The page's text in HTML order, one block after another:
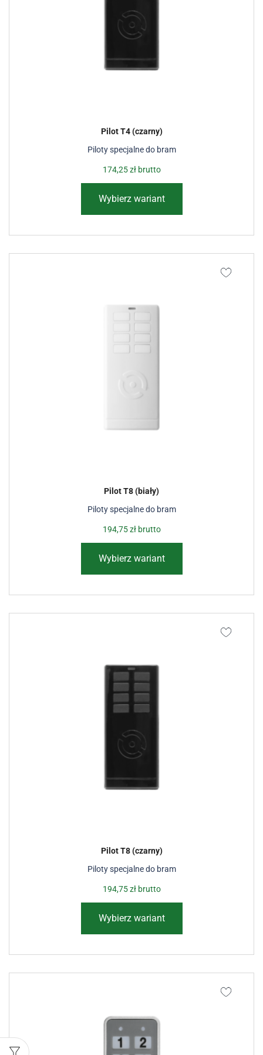
Piloty specjalne do bram
Pilot T4 (czarny)
174,25złbrutto
Wybierz wariant
Piloty specjalne do bram
Pilot T8 (biały)
194,75złbrutto
Wybierz wariant
Piloty specjalne do bram
Pilot T8 (czarny)
194,75złbrutto
Wybierz wariant